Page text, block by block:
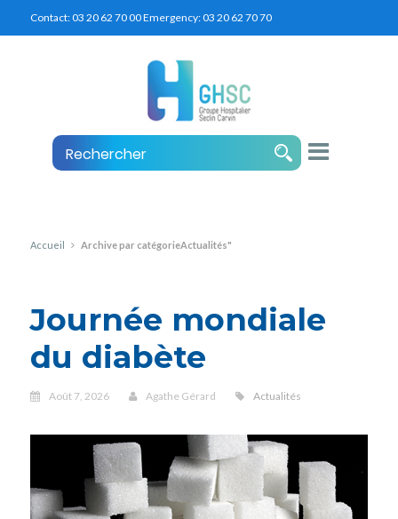
Contact:03 20 62 70 00Emergency:03 20 62 70 70
Accueil Archive par catégorieActualités"
Journée mondiale
du diabète
Août 7, 2026 Agathe Gérard Actualités